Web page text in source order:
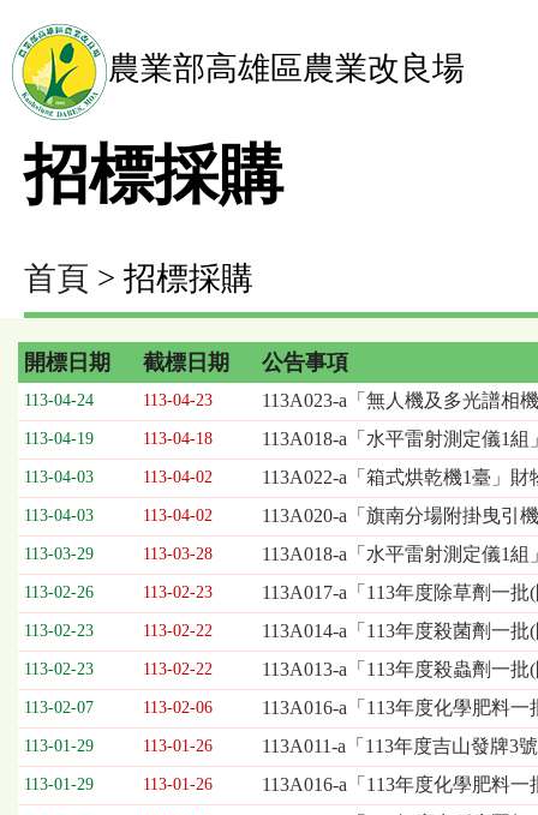
農業部高雄區農業改良場
招標採購
首頁 > 招標採購
招
標
採
購
列
表，
欄
位
依
序
開
標
期、
截
標
開標日期 截標日期 公告事項
113-04-24 113-04-23 113A023-a「無人機及多光譜相
113-04-19 113-04-18 113A018-a「水平雷射測定儀1
113-04-03 113-04-02 113A022-a「箱式烘乾機1臺」財
113-04-03 113-04-02 113A020-a「旗南分場附掛曳引
113-03-29 113-03-28 113A018-a「水平雷射測定儀1
113-02-26 113-02-23 113A017-a「113年度除草劑一
113-02-23 113-02-22 113A014-a「113年度殺菌劑一
113-02-23 113-02-22 113A013-a「113年度殺蟲劑一
113-02-07 113-02-06 113A016-a「113年度化學肥料
113-01-29 113-01-26 113A011-a「113年度吉山發牌3
113-01-29 113-01-26 113A016-a「113年度化學肥料